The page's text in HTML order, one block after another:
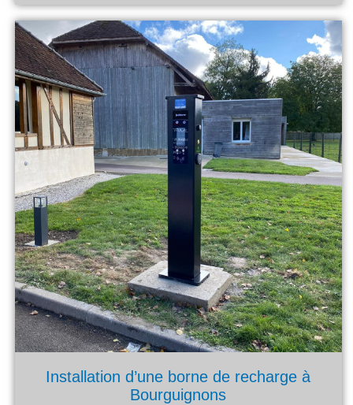
Installation d’une borne de recharge à
Bourguignons